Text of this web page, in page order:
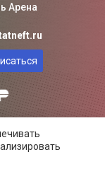
Арена